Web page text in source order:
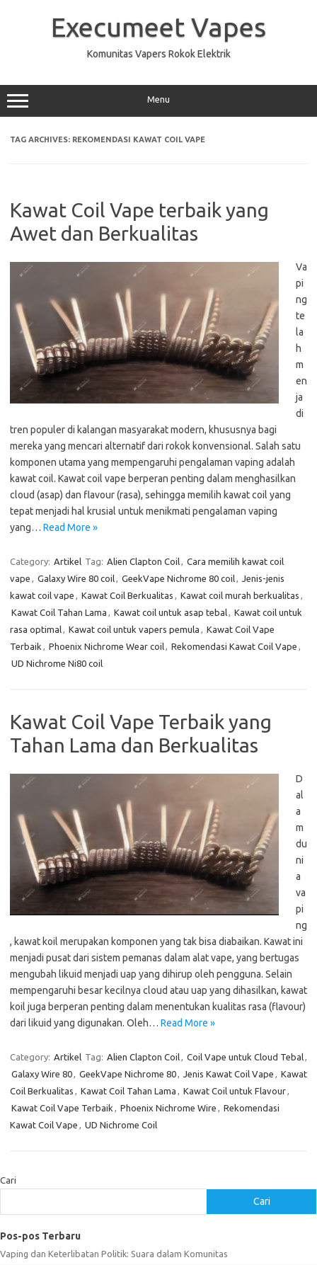
Execumeet Vapes
Komunitas Vapers Rokok Elektrik
Menu
TAG ARCHIVES: REKOMENDASI KAWAT COIL VAPE
Kawat Coil Vape terbaik yang
Awet dan Berkualitas
Va
pi
ng
te
la
h
m
en
ja
di
tren populer di kalangan masyarakat modern, khususnya bagi
mereka yang mencari alternatif dari rokok konvensional. Salah satu
komponen utama yang mempengaruhi pengalaman vaping adalah
kawat coil. Kawat coil vape berperan penting dalam menghasilkan
cloud (asap) dan flavour (rasa), sehingga memilih kawat coil yang
tepat menjadi hal krusial untuk menikmati pengalaman vaping
yang… Read More »
Category: Artikel Tag: Alien Clapton Coil, Cara memilih kawat coil
vape , Galaxy Wire 80 coil, GeekVape Nichrome 80 coil, Jenis-jenis
kawat coil vape , Kawat Coil Berkualitas , Kawat coil murah berkualitas ,
Kawat Coil Tahan Lama , Kawat coil untuk asap tebal, Kawat coil untuk
rasa optimal, Kawat coil untuk vapers pemula , Kawat Coil Vape
Terbaik , Phoenix Nichrome Wear coil, Rekomendasi Kawat Coil Vape ,
UD Nichrome Ni80 coil
Kawat Coil Vape Terbaik yang
Tahan Lama dan Berkualitas
D
al
a
m
du
ni
a
va
pi
ng
, kawat koil merupakan komponen yang tak bisa diabaikan. Kawat ini
menjadi pusat dari sistem pemanas dalam alat vape, yang bertugas
mengubah likuid menjadi uap yang dihirup oleh pengguna. Selain
mempengaruhi besar kecilnya cloud atau uap yang dihasilkan, kawat
koil juga berperan penting dalam menentukan kualitas rasa (flavour)
dari likuid yang digunakan. Oleh… Read More »
Category: Artikel Tag: Alien Clapton Coil, Coil Vape untuk Cloud Tebal,
Galaxy Wire 80, GeekVape Nichrome 80, Jenis Kawat Coil Vape , Kawat
Coil Berkualitas , Kawat Coil Tahan Lama , Kawat Coil untuk Flavour,
Kawat Coil Vape Terbaik , Phoenix Nichrome Wire , Rekomendasi
Kawat Coil Vape , UD Nichrome Coil
Cari
Cari
Pos-pos Terbaru
Vaping dan Keterlibatan Politik: Suara dalam Komunitas